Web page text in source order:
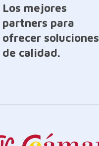
Los mejores
partners para
ofrecer soluciones
de calidad.